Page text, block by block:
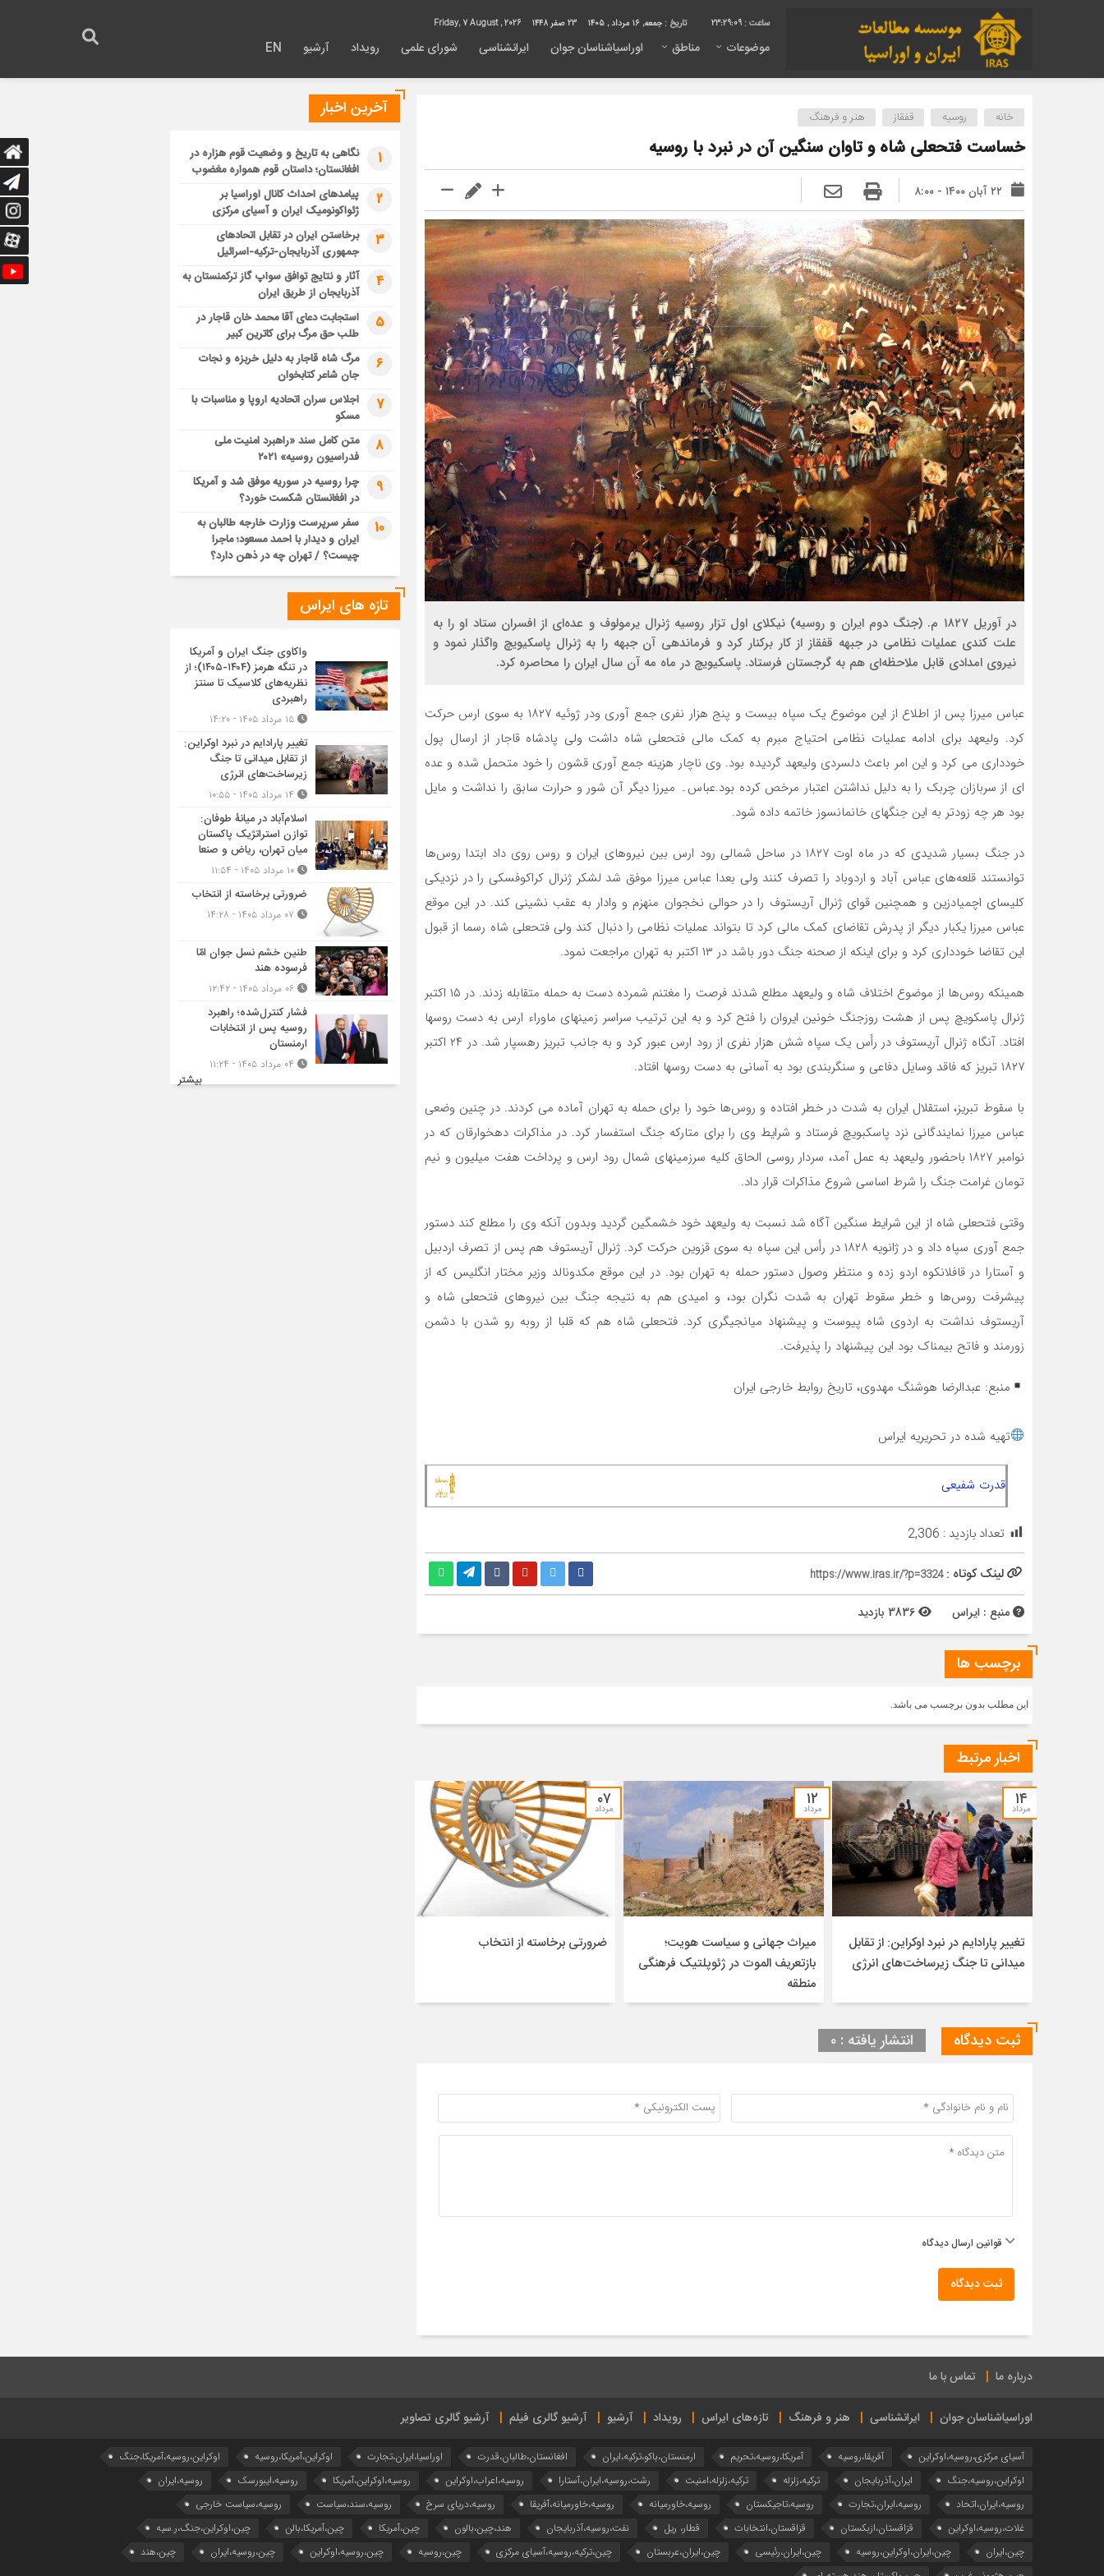
23:29:10 تاریخ : جمعه, ۱۶ مرداد , ۱۴۰۵ 23 صفر 1448
موضوعات مناطق اوراسیاشناسان جوان ایرانشناسی شورای علمی رویداد آرشیو EN
خانه روسیه قفقاز هنر و فرهنگ
خساست فتحعلی شاه و تاوان سنگین آن در نبرد با روسیه
۲۲ آبان ۱۴۰۰ - ۸:۰۰
در آوریل ۱۸۲۷ م. (جنگ دوم ایران و روسیه) نیکلای اول تزار روسیه ژنرال یرمولوف و عده‌ای از افسران ستاد او را به
علت کندی عملیات نظامی در جبهه قفقاز از کار برکنار کرد و فرماندهی آن جبهه را به ژنرال پاسکیویچ واگذار نمود و
نیروی امدادی قابل ملاحظه‌ای هم به گرجستان فرستاد. پاسکیویچ در ماه مه آن سال ایران را محاصره کرد.
عباس میرزا پس از اطلاع از این موضوع یک سپاه بیست و پنج هزار نفری جمع آوری ودر ژوئیه ۱۸۲۷ به سوی ارس حرکت
کرد. ولیعهد برای ادامه عملیات نظامی احتیاج مبرم به کمک مالی فتحعلی شاه داشت ولی پادشاه قاجار از ارسال پول
خودداری می کرد و این امر باعث دلسردی ولیعهد گردیده بود. وی ناچار هزینه جمع آوری قشون را خود متحمل شده و عده
ای از سربازان چربک را به دلیل نداشتن اعتبار مرخص کرده بود.عباس۔ میرزا دیگر آن شور و حرارت سابق را نداشت و مایل
بود هر چه زودتر به این جنگهای خانمانسوز خاتمه داده شود.
در جنگ بسیار شدیدی که در ماه اوت ۱۸۲۷ در ساحل شمالی رود ارس بین نیروهای ایران و روس روی داد ابتدا روس‌ها
توانستند قلعه‌های عباس آباد و اردوباد را تصرف کنند ولی بعدا عباس میرزا موفق شد لشکر ژنرال کراکوفسکی را در نزدیکی
کلیسای اچمیادزین و همچنین قوای ژنرال آریستوف را در حوالی نخجوان منهزم و وادار به عقب نشینی کند. در این موقع
عباس میرزا یکبار دیگر از پدرش تقاضای کمک مالی کرد تا بتواند عملیات نظامی را دنبال کند ولی فتحعلی شاه رسما از قبول
این تقاضا خودداری کرد و برای اینکه از صحنه جنگ دور باشد در ۱۳ اکتبر به تهران مراجعت نمود.
همینکه روس‌ها از موضوع اختلاف شاه و ولیعهد مطلع شدند فرصت را مغتنم شمرده دست به حمله متقابله زدند. در ۱۵ اکتبر
ژنرال پاسکویچ پس از هشت روزجنگ خونین ایروان را فتح کرد و به این ترتیب سراسر زمینهای ماوراء ارس به دست روسها
افتاد. آنگاه ژنرال آریستوف در رأس یک سپاه شش هزار نفری از رود ارس عبور کرد و به جانب تبریز رهسپار شد. در ۲۴ اکتبر
۱۸۲۷ تبریز که فاقد وسایل دفاعی و سنگربندی بود به آسانی به دست روسها افتاد.
با سقوط تبریز، استقلال ایران به شدت در خطر افتاده و روس‌ها خود را برای حمله به تهران آماده می کردند. در چنین وضعی
عباس میرزا نمایندگانی نزد پاسکبویچ فرستاد و شرایط وی را برای متارکه جنگ استفسار کرد. در مذاکرات دهخوارقان که در
نوامبر ۱۸۲۷ باحضور ولیعهد به عمل آمد، سردار روسی الحاق کلیه سرزمینهای شمال رود ارس و پرداخت هفت میلیون و نیم
تومان غرامت جنگ را شرط اساسی شروع مذاکرات قرار داد.
وقتی فتحعلی شاه از این شرایط سنگین آگاه شد نسبت به ولیعهد خود خشمگین گردید وبدون آنکه وی را مطلع کند دستور
جمع آوری سپاه داد و در ژانویه ۱۸۲۸ در رأس این سپاه به سوی قزوین حرکت کرد. ژنرال آریستوف هم پس از تصرف اردبیل
و آستارا در قافلانکوه اردو زده و منتظر وصول دستور حمله به تهران بود. در این موقع مکدونالد وزیر مختار انگلیس که از
پیشرفت روس‌ها و خطر سقوط تهران به شدت نگران بود، و امیدی هم به نتیجه جنگ بین نیروهای فتحعلی شاه و
آریستوف نداشت به اردوی شاه پیوست و پیشنهاد میانجیگری کرد. فتحعلی شاه هم که قلبا از روبه رو شدن با دشمن
زورمند و فاتح بیمناک بود این پیشنهاد را پذیرفت.
منبع: عبدالرضا هوشنگ مهدوی، تاریخ روابط خارجی ایران
تهیه شده در تحریریه ایراس
قدرت شفیعی
تعداد بازدید : 2,306
لینک کوتاه :https://www.iras.ir/?p=3324
منبع : ایراس
برچسب ها
این مطلب بدون برچسب می باشد.
اخبار مرتبط
۱۴
مرداد
تغییر پارادایم در نبرد اوکراین: از تقابل
میدانی تا جنگ زیرساخت‌های انرژی
۱۲
مرداد
میراث جهانی و سیاست هویت؛
بازتعریف الموت در ژئوپلتیک فرهنگی
منطقه
۰۷
مرداد
ضرورتی برخاسته از انتخاب
ثبت دیدگاه انتشار یافته : ۰
قوانین ارسال دیدگاه
ثبت دیدگاه
آخرین اخبار
1
نگاهی به تاریخ و وضعیت قوم هزاره در
افغانستان؛ داستان قوم همواره مغضوب
2
پیامدهای احداث کانال اوراسیا بر
ژئواکونومیک ایران و آسیای مرکزی
3
برخاستن ایران در تقابل اتحادهای
جمهوری آذربایجان-ترکیه-اسرائیل
4
آثار و نتایج توافق سواپ گاز ترکمنستان به
آذربایجان از طریق ایران
5
استجابت دعای آقا محمد خان قاجار در
طلب حق مرگ برای کاترین کبیر
6
مرگ شاه قاجار به دلیل خربزه و نجات
جان شاعر کتابخوان
7
اجلاس سران اتحادیه اروپا و مناسبات با
مسکو
8
متن کامل سند «راهبرد امنیت ملی
فدراسیون روسیه» ۲۰۲۱
9
چرا روسیه در سوریه موفق شد و آمریکا
در افغانستان شکست خورد؟
10
سفر سرپرست وزارت خارجه طالبان به
ایران و دیدار با احمد مسعود؛ ماجرا
چیست؟ / تهران چه در ذهن دارد؟
تازه های ایراس
واکاوی جنگ ایران و آمریکا
در تنگه هرمز (۱۴۰۴-۱۴۰۵)؛ از
نظریه‌های کلاسیک تا سنتز
راهبردی
تغییر پارادایم در نبرد اوکراین:
از تقابل میدانی تا جنگ
زیرساخت‌های انرژی
اسلام‌آباد در میانۀ طوفان:
توازن استراتژیک پاکستان
میان تهران، ریاض و صنعا
ضرورتی برخاسته از انتخاب
طنین خشم نسل جوان امّا
فرسوده هند
فشار کنترل‌شده؛ راهبرد
روسیه پس از انتخابات
ارمنستان
بیشتر
درباره ما تماس با ما
اوراسیاشناسان جوان ایرانشناسی هنر و فرهنگ تازه‌های ایراس رویداد آرشیو آرشیو گالری فیلم آرشیو گالری تصاویر
آسیای مرکزی،روسیه،اوکراین آفریقا،روسیه آمریکا،روسیه،تحریم ارمنستان،باکو،ترکیه،ایران افغانستان،طالبان،قدرت اوراسیا،ایران،تجارت اوکراین،آمریکا،روسیه
اوکراین،روسیه،آمریکا،جنگ
اوکراین،روسیه،جنگ
ایران،آذربایجان ترکیه،زلزله ترکیه،زلزله،امنیت رشت،روسیه،ایران،آستارا روسیه،اعراب،اوکراین روسیه،اوکراین،آمریکا روسیه،ایبورسک
روسیه،ایران
روسیه،ایران،اتحاد
روسیه،ایران،تجارت روسیه،تاجیکستان روسیه،خاورمیانه روسیه،خاورمیانه،آفریقا روسیه،دریای سرخ روسیه،سند،سیاست
روسیه،سیاست خارجی
غلات،روسیه،اوکراین
قزاقستان،ازبکستان قزاقستان،انتخابات قطار، ریل نفت،روسیه،آذربایجان هند،چین،بالون چین،آمریکا چین،آمریکا،بالن
چین،اوکراین،جنگ،ر.سیه
چین،ایران
چین،ایران،اوکراین،روسیه چین،ایران،رئیسی چین،ایران،عربستان چین،ترکیه،روسیه،آسیای مرکزی چین،روسیه چین،روسیه،اوکراین چین،روسیه،ایران
چین،هند